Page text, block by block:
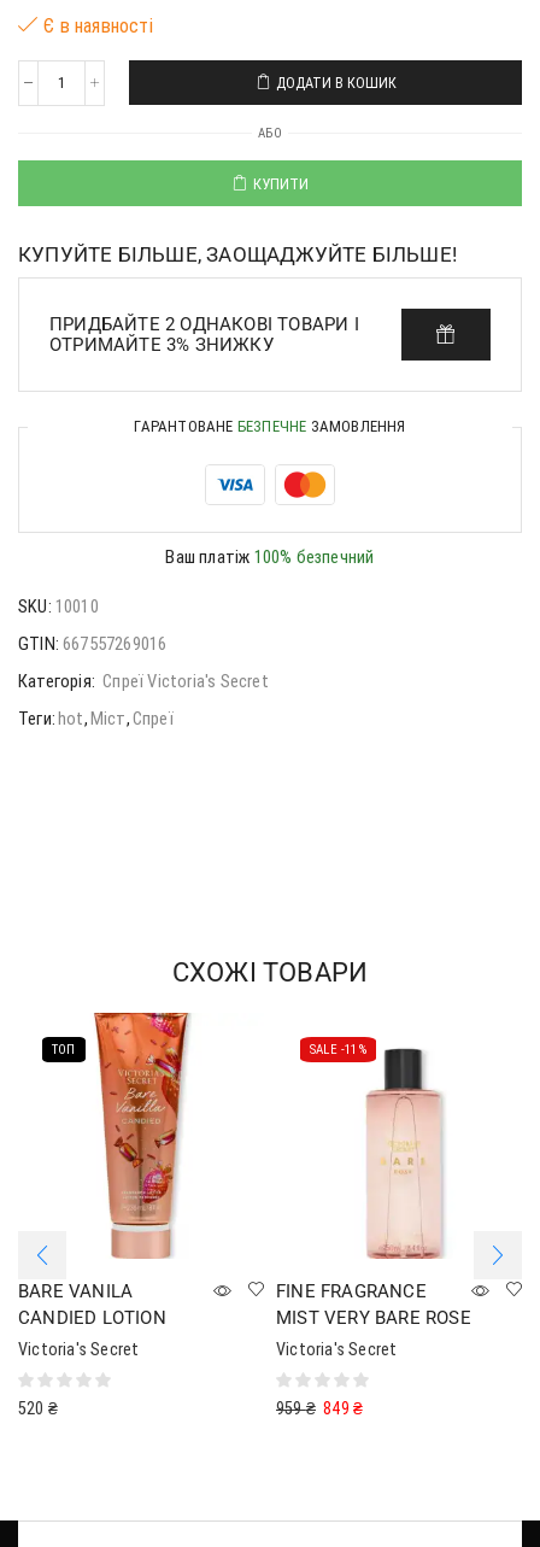
Є в наявності
ДОДАТИ В КОШИК
АБО
КУПИТИ
КУПУЙТЕ БІЛЬШЕ, ЗАОЩАДЖУЙТЕ БІЛЬШЕ!
ПРИДБАЙТЕ 2 ОДНАКОВІ ТОВАРИ І
ОТРИМАЙТЕ 3% ЗНИЖКУ
ГАРАНТОВАНЕ БЕЗПЕЧНЕ ЗАМОВЛЕННЯ
Ваш платіж 100% безпечний
SKU: 10010
GTIN: 667557269016
Категорія: Спреї Victoria's Secret
Теги: hot, Міст,Спреї
СХОЖІ ТОВАРИ
ТОП
BARE VANILA
CANDIED LOTION
Victoria's Secret
520 ₴
SALE -11%
FINE FRAGRANCE
MIST VERY BARE ROSE
Victoria's Secret
959₴ 849₴